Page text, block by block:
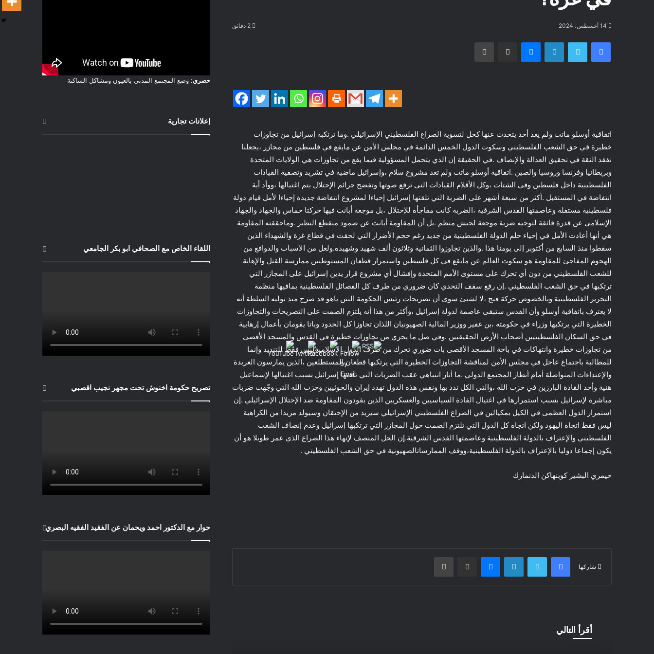
14 أغسطس، 2024
فيسبوك تويتر لينكدإن ماسنجر مشاركة عبر البريد طباعة
اتفاقية أوسلو ماتت ولم يعد أحد يتحدث عنها كحل لتسوية الصراع الفلسطيني الإسرائيلي .وما ترتكبه إسرائيل من تجاوزات
خطيرة في حق الشعب الفلسطيني وسكوت الدول الخمس الدائمة في مجلس الأمن عن مايقع في فلسطين من مجازر ،يجعلنا
نفقد الثقة في تحقيق العدالة والإنصاف .في الحقيقة إن الذي يتحمل المسؤولية فيما يقع من تجاوزات هي الولايات المتحدة
وبريطانيا وفرنسا وروسيا والصين .اتفاقية أوسلو ماتت ولم تعد مشروع سلام ،وإسرائيل ماضية في تشريد وتصفية القيادات
الفلسطينية داخل فلسطين وفي الشتات ،وكل الأقلام القيادات التي ترفع صوتها وتفضح جرائم الإحتلال يتم اغتيالها ،ووأد أية
انتفاضة في المستقبل .أكثر من سبعة أشهر على الضربة التي تلقتها إسرائيل إحياءا لمشروع انتفاضة جديدة إحياءا لأمل قيام دولة
فلسطينية مستقلة وعاصمتها القدس الشرقية ،الضربة كانت مفاجأة للإحتلال ،بل موجعة أبانت فيها حركتا حماس والجهاد والجهاد
الإسلامي عن قدرة فائقة لتوجيه ضربة موجعة لجيش منظم .بل أن المقاومة أبانت عن صمود منقطع النظير .وماحققته المقاومة
هي أنها أعادت الأمل في إحياء حلم الدولة الفلسطينية من جديد رغم حجم الأضرار التي لحقت في قطاع غزة والشهداء الذين
سقطوا منذ السابع من أكتوبر إلى يومنا هذا .والذين تجاوزوا الثمانية وثلاثون ألف شهيد وشهيدة.ولعل من الأسباب والدوافع من
الهجوم المفاجئ للمقاومة هو سكوت العالم عن مايقع في كل فلسطين واستمرار قطعان المستوطنين ممارسة القتل والإهانة
للشعب الفلسطيني من دون أي تحرك على مستوى الأمم المتحدة وإفشال أي مشروع قرار يدين إسرائيل على المجازر التي
ترتكبها في حق الشعب الفلسطيني .إن رفع سقف التحدي كان ضروري من طرف كل الفصائل الفلسطينية بمافيها منظمة
التحرير الفلسطينية وبالخصوص حركة فتح ،لا لشيئ سوى أن تصريحات رئيس الحكومة النتن ياهو قد صرح منذ توليه السلطة أنه
لا يعترف باتفاقية أوسلو وأن القدس ستبقى عاصمة لدولة إسرائيل ،وأكثر من هذا أنه يلتزم الصمت على التصريحات والتجاوزات
الخطيرة التي يرتكبها وزراء في حكومته ،بن غفير ووزير المالية الصهيونيان اللذان تجاوزا كل الحدود وباتا يقومان بأعمال إرهابية
في حق السكان الفلسطينيين أصحاب الأرض الحقيقيين .وفي ضل ما يجري من تجاوزات خطيرة في القدس والمسجد الأقصى
من تجاوزات خطيرة وانتهاكات في باحة المسجد الأقصى بات ضوري تحرك من طرف الدول الإسلاميةليس فقط للتنديد وإنما
للمطالبة باجتماع عاجل في مجلس الأمن لمناقشة التجاوزات الخطيرة التي يرتكبها قطعان المستطلعين ،الذين يمارسون العربدة
والإعتداءات المتواصلة أمام أنظار المجتمع الدولي .ما أثار انتباهي عقب الضربات التي تلقتها إسرائيل بسبب اغتيالها لإسماعيل
هنية وأحد القادة البارزين في حزب الله ،والتي الكل ندد بها ونفس هذه الدول تهدد إيران والحوثيين وحزب الله التي وجّهت ضربات
مباشرة لإسرائيل بسبب استمرارها في اغتيال القادة السياسيين والعسكريين الذين يقودون المقاومة ضد الإحتلال الإسرائيلي .إن
استمرار الدول العظمى في الكيل بمكيالين في الصراع الفلسطيني الإسرائيلي سيزيد من الإحتقان وسيولد مزيدا من الكراهية
ليس فقط اتجاه اليهود ولكن اتجاه كل الدول التي تلتزم الصمت حول المجازر التي ترتكبها إسرائيل وعدم إنصاف الشعب
الفلسطيني والإعتراف بالدولة الفلسطينية وعاصمتها القدس الشرقية.إن الحل المنصف لإنهاء هذا الصراع الذي عمر طويلا هو أن
يكون إجماعا دوليا بالإعتراف بالدولة الفلسطينية،ووقف الممارساتالصهيونية في حق الشعب الفلسطيني .
حيمري البشير كوبنهاكن الدنمارك
شاركها
فيسبوك تويتر لينكدإن ماسنجر مشاركة عبر البريد طباعة
أقرأ التالي
حصري: وضع المجتمع المدني بالعيون ومشاكل الساكنة
إعلانات تجارية
اللقاء الخاص مع الصحافي ابو بكر الجامعي
تصريح حكومة اخنوش تحت مجهر نجيب اقصبي
حوار مع الدكتور احمد ويحمان عن الفقيد الفقيه البصري